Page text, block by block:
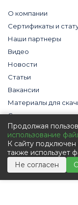
О компании
Сертификаты и
Наши партнеры
Видео
Новости
Статьи
Вакансии
Материалы для
Cогласие на
Обработка
«Яндекс.Метрика»
Политика в
Пользовательское
Согласие на
Продолжая
использование
К сайту
также использует
Не согласен